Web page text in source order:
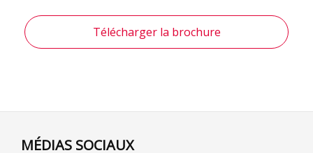
Télécharger la brochure
MÉDIAS SOCIAUX